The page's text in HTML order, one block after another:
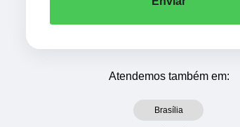
Atendemos também em:
Brasília